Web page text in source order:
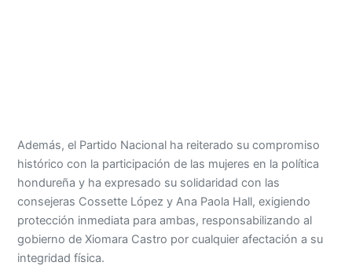
Además, el Partido Nacional ha reiterado su compromiso
histórico con la participación de las mujeres en la política
hondureña y ha expresado su solidaridad con las
consejeras Cossette López y Ana Paola Hall, exigiendo
protección inmediata para ambas, responsabilizando al
gobierno de Xiomara Castro por cualquier afectación a su
integridad física.